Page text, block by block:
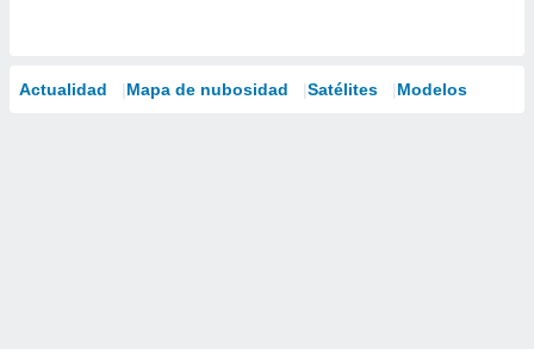
Actualidad Mapa de nubosidad Satélites Modelos